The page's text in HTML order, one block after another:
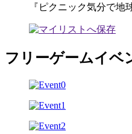
『ピクニック気分で地
フリーゲームイベ